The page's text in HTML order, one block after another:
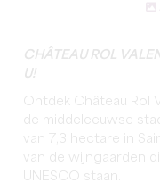
CHÂTEAU ROL
U!
Ontdek Château Rol
de middeleeuwse
van 7,3 hectare in
van de wijngaarden
UNESCO staan.